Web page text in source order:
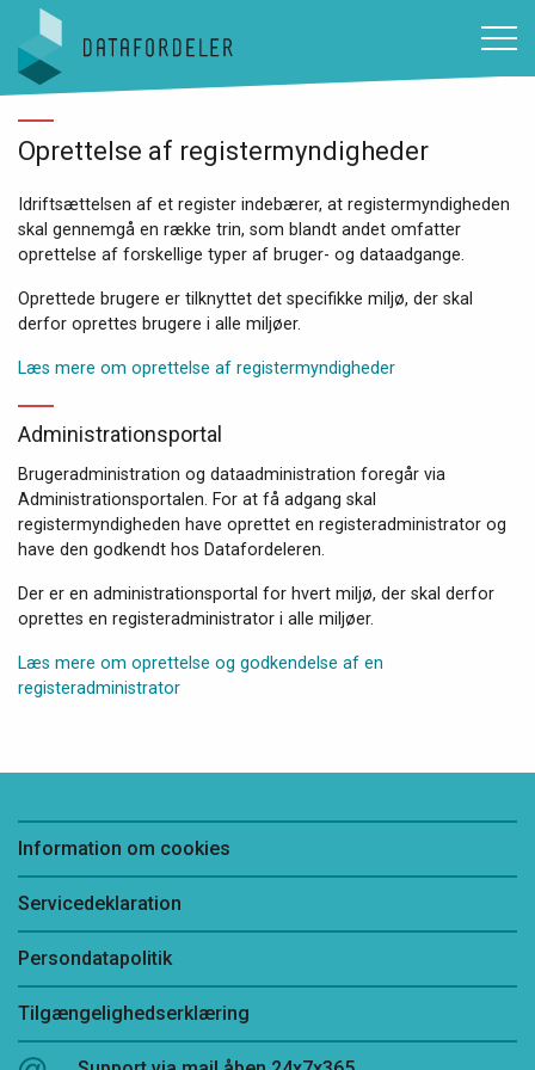
Gå til sidens indhold
Oprettelse af registermyndigheder
Idriftsættelsen af et register indebærer, at registermyndigheden
skal gennemgå en række trin, som blandt andet omfatter
oprettelse af forskellige typer af bruger- og dataadgange.
Oprettede brugere er tilknyttet det specifikke miljø, der skal
derfor oprettes brugere i alle miljøer.
Læs mere om oprettelse af registermyndigheder
Administrationsportal
Brugeradministration og dataadministration foregår via
Administrationsportalen. For at få adgang skal
registermyndigheden have oprettet en registeradministrator og
have den godkendt hos Datafordeleren.
Der er en administrationsportal for hvert miljø, der skal derfor
oprettes en registeradministrator i alle miljøer.
Læs mere om oprettelse og godkendelse af en
registeradministrator
Information om cookies
Servicedeklaration
Persondatapolitik
Tilgængelighedserklæring